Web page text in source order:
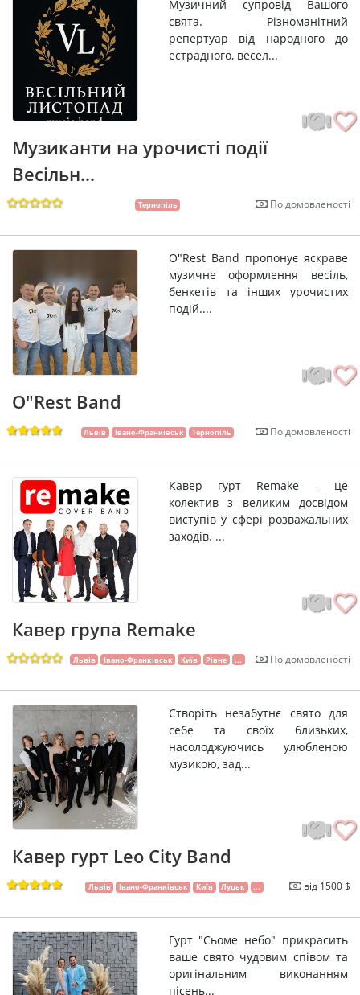
Музичний супровід Вашого
свята. Різноманітний
репертуар від народного до
естрадного, весел...
Музиканти на урочисті події
Весільн...
Тернопіль По домовленості
O"Rest Band пропонує яскраве
музичне оформлення весіль,
бенкетів та інших урочистих
подій....
O"Rest Band
Львів Івано-Франківськ Тернопіль По домовленості
Кавер гурт Remake - це
колектив з великим досвідом
виступів у сфері розважальних
заходів. ...
Кавер група Remake
Львів Івано-Франківськ Київ Рівне ... По домовленості
Створіть незабутнє свято для
себе та своїх близьких,
насолоджуючись улюбленою
музикою, зад...
Кавер гурт Leo City Band
Львів Івано-Франківськ Київ Луцьк ... від 1500 $
Гурт "Сьоме небо" прикрасить
ваше свято чудовим співом та
оригінальним виконанням
пісень...